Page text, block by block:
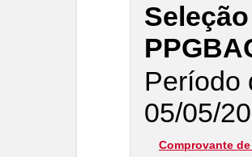
Período
05/05/
Comprovante